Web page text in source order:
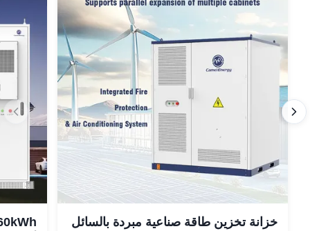
خزانة تخزين طاقة صناعية مبردة بالسائل